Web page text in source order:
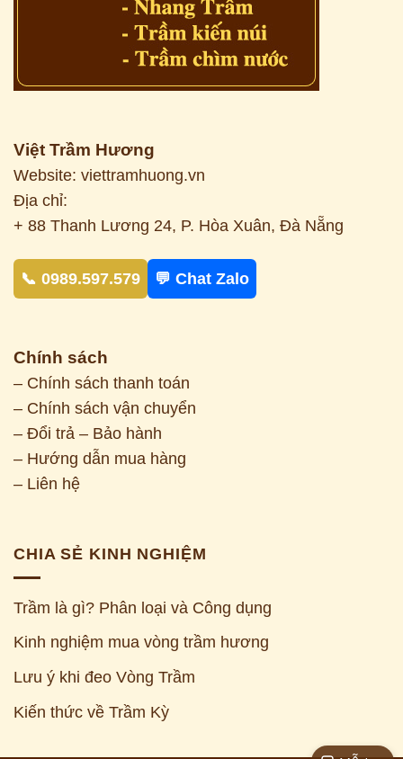
Việt Trầm Hương
Website: viettramhuong.vn
Địa chỉ:
+ 88 Thanh Lương 24, P. Hòa Xuân, Đà Nẵng
📞 0989.597.579 💬 Chat Zalo
Chính sách
– Chính sách thanh toán
– Chính sách vận chuyển
– Đổi trả – Bảo hành
– Hướng dẫn mua hàng
– Liên hệ
CHIA SẺ KINH NGHIỆM
Trầm là gì? Phân loại và Công dụng
Kinh nghiệm mua vòng trầm hương
Lưu ý khi đeo Vòng Trầm
Kiến thức về Trầm Kỳ